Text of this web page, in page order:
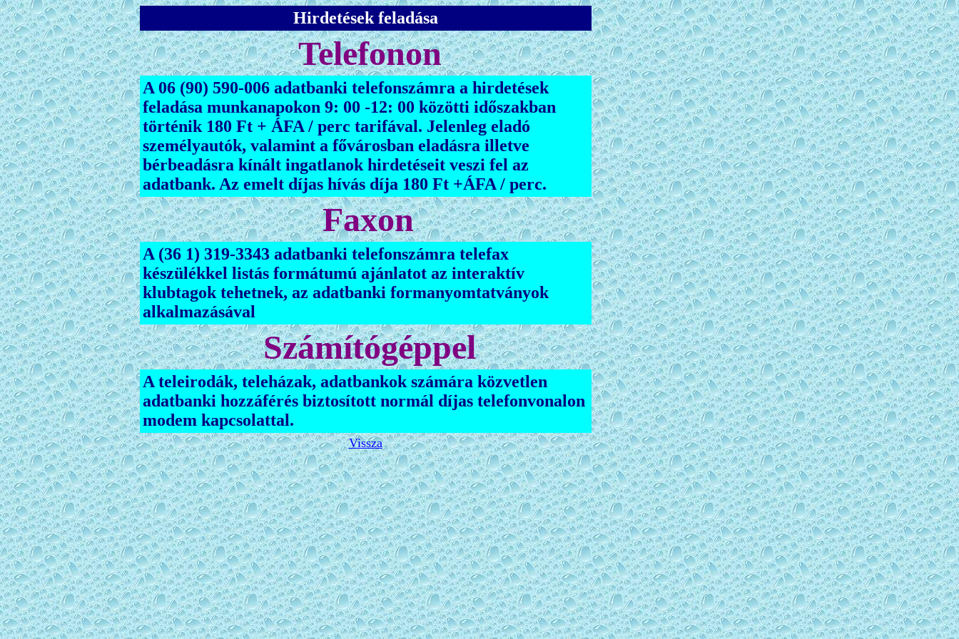
Hirdetések feladása
Telefonon
A 06 (90) 590-006 adatbanki telefonszámra a hirdetések
feladása munkanapokon 9: 00 -12: 00 közötti időszakban
történik 180 Ft + ÁFA / perc tarifával. Jelenleg eladó
személyautók, valamint a fővárosban eladásra illetve
bérbeadásra kínált ingatlanok hirdetéseit veszi fel az
adatbank. Az emelt díjas hívás díja 180 Ft +ÁFA / perc.
Faxon
A (36 1) 319-3343 adatbanki telefonszámra telefax
készülékkel listás formátumú ajánlatot az interaktív
klubtagok tehetnek, az adatbanki formanyomtatványok
alkalmazásával
Számítógéppel
A teleirodák, teleházak, adatbankok számára közvetlen
adatbanki hozzáférés biztosított normál díjas telefonvonalon
modem kapcsolattal.
Vissza